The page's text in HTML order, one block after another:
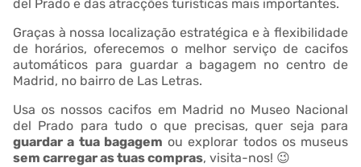
del Prado e das atracções turísticas mais importantes.
Graças à nossa localização estratégica e à flexibilidade
de horários, oferecemos o melhor serviço de cacifos
automáticos para guardar a bagagem no centro de
Madrid, no bairro de Las Letras.
Usa os nossos cacifos em Madrid no Museo Nacional
del Prado para tudo o que precisas, quer seja para
guardar a tua bagagem ou explorar todos os museus
sem carregar as tuas compras, visita-nos! 😉